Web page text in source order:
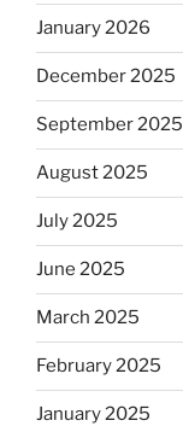
January 2026
December 2025
September 2025
August 2025
July 2025
June 2025
March 2025
February 2025
January 2025